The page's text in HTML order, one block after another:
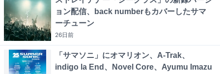
ョン配信、back numberもカバーしたサマ
ーチューン
26日前
「サマソニ」にオマリオン、A-Trak、
indigo la End、Novel Core、Ayumu Imazu